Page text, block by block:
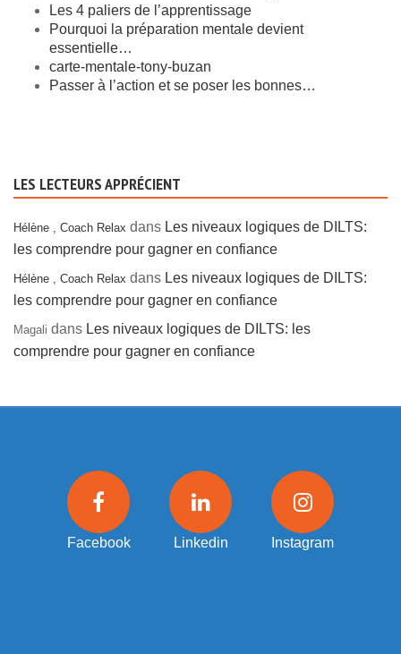
Les 4 paliers de l’apprentissage
Pourquoi la préparation mentale devient
essentielle…
carte-mentale-tony-buzan
Passer à l’action et se poser les bonnes…
LES LECTEURS APPRÉCIENT
Hélène , Coach Relax dans Les niveaux logiques de DILTS:
les comprendre pour gagner en confiance
Hélène , Coach Relax dans Les niveaux logiques de DILTS:
les comprendre pour gagner en confiance
Magali dans Les niveaux logiques de DILTS: les
comprendre pour gagner en confiance
Facebook Linkedin Instagram